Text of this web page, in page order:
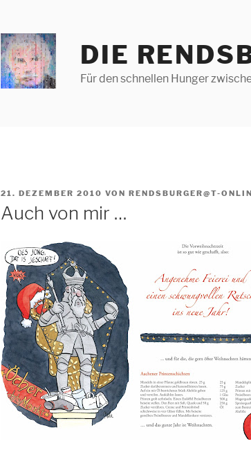
DIE
Für den schnellen Hunger
VERÖFFENTLICHT
21. DEZEMBER 2010 VON RENDSBURGER@T-
Auch von mir …